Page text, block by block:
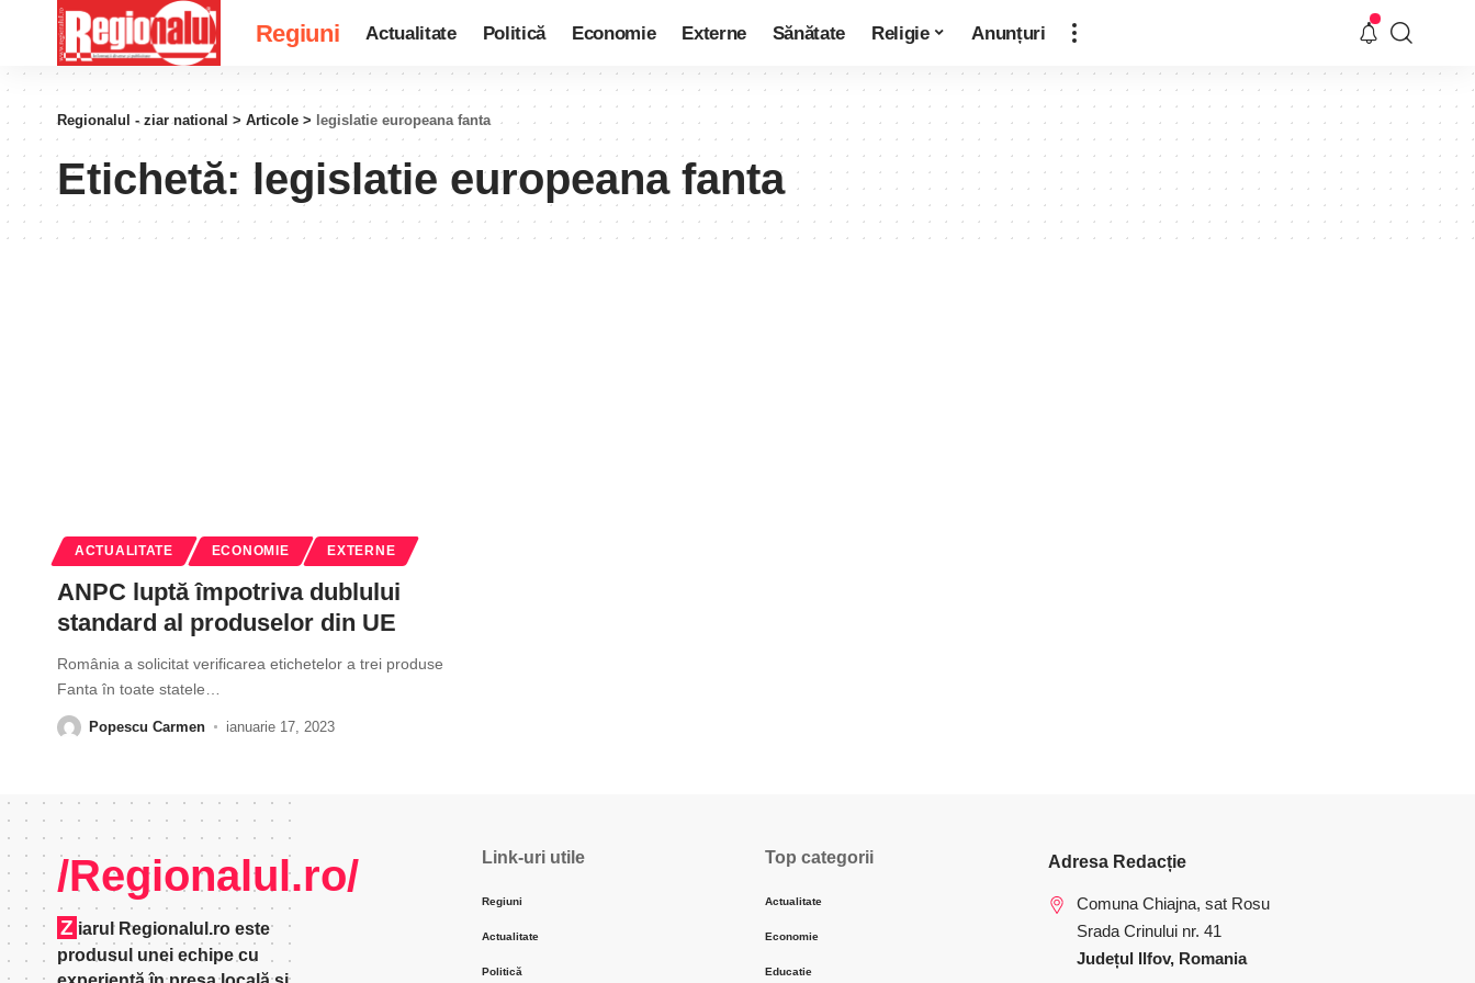
Regiuni Actualitate Politică Economie Externe Sănătate Religie Anunțuri
Regionalul - ziar national > Articole > legislatie europeana fanta
Etichetă: legislatie europeana fanta
ACTUALITATE ECONOMIE EXTERNE
ANPC luptă împotriva dublului
standard al produselor din UE
România a solicitat verificarea etichetelor a trei produse
Fanta în toate statele
Popescu Carmen ianuarie 17, 2023
/Regionalul.ro/
Z iarul Regionalul.ro este
produsul unei echipe cu
Link-uri utile
Regiuni
Actualitate
Politică
Top categorii
Actualitate
Economie
Educatie
Adresa Redacție
Comuna Chiajna, sat Rosu
Srada Crinului nr. 41
Județul Ilfov, Romania